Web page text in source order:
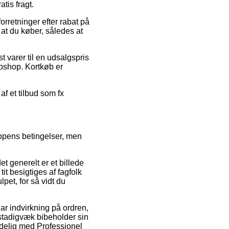
fragt.
efter rabat på
du køber, således at
varer til en udsalgspris
Kortkøb er
et tilbud som fx
betingelser, men
generelt er et billede
besigtiges af fagfolk
for så vidt du
indvirkning på ordren,
bibeholder sin
med Professionel